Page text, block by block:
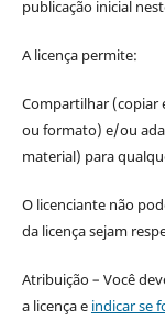
publicação inicial
A licença permite:
Compartilhar (copiar
ou formato) e/ou
material) para
O licenciante não
da licença sejam
Atribuição – Você
a licença e indicar se